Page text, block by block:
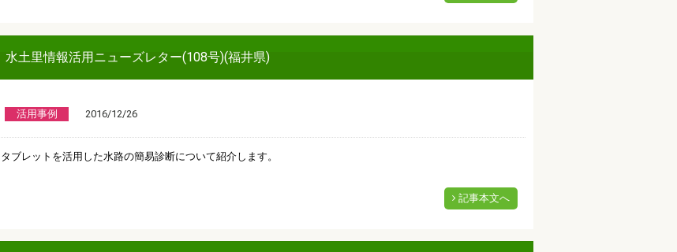
水土里情報活用ニューズレター(108号)(福井県)
活用事例 2016/12/26
タブレットを活用した水路の簡易診断について紹介します。
記事本文へ